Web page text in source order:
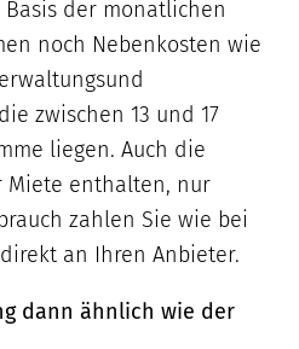
der monatlichen
noch Nebenkosten wie
zwischen 13 und 17
liegen. Auch die
Miete enthalten, nur
zahlen Sie wie bei
an Ihren Anbieter.
dann ähnlich wie der